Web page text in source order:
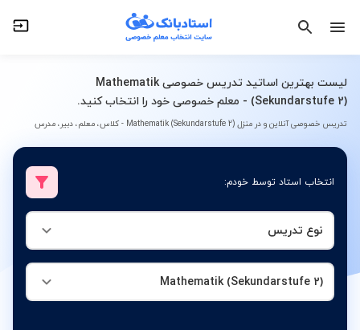
لیست بهترین اساتید تدریس خصوصی Mathematik
(Sekundarstufe 2) - معلم خصوصی خود را انتخاب کنید.
تدریس خصوصی آنلاین و در منزل Mathematik (Sekundarstufe 2) - کلاس، معلم، دبیر، مدرس
انتخاب استاد توسط خودم:
نوع تدریس
Mathematik (Sekundarstufe 2)